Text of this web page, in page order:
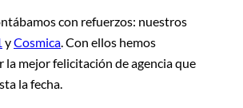
con refuerzos: nuestros
yCosmica. Con ellos hemos
la mejor felicitación de agencia que
la fecha.